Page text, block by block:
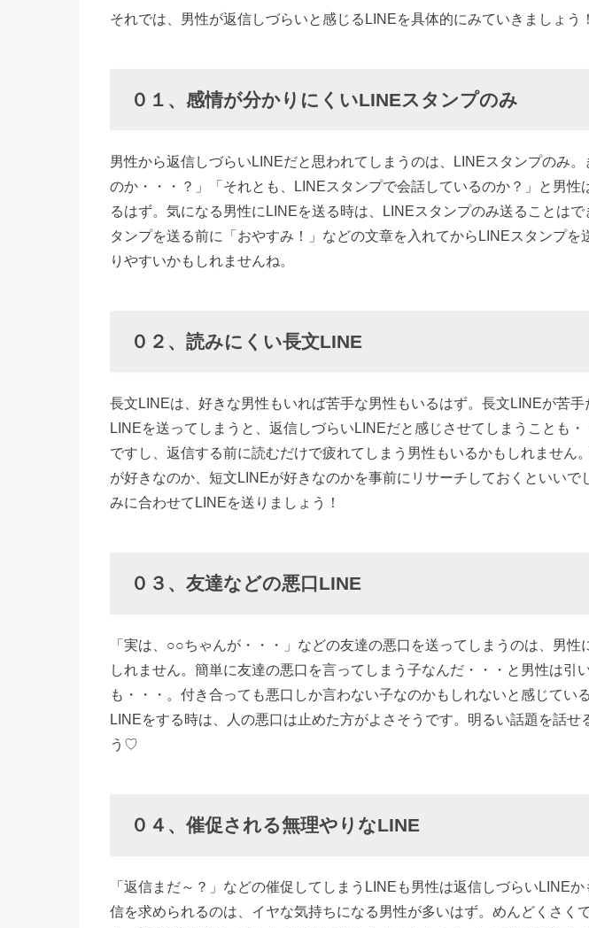
› ０２、
LINE
友達など
の悪口
LINE
› ０４、
催促され
LINE
女性から
一方的な
LINE
› ０６、
天気など
› ０７、
LINE
› ０８、
写真を送
ってくる
質問ばか
› ◎最後
それでは、男性が返信しづらいと感じるLINEを具体的にみていきましょう！
０１、感情が分かりにくいLINEスタンプのみ
男性から返信しづらいLINEだと思われてしまうのは、LINEスタンプのみ
のか・・・？」「それとも、LINEスタンプで会話しているのか？」と男性
るはず。気になる男性にLINEを送る時は、LINEスタンプのみ送ることは
タンプを送る前に「おやすみ！」などの文章を入れてからLINEスタンプを
りやすいかもしれませんね。
０２、読みにくい長文LINE
長文LINEは、好きな男性もいれば苦手な男性もいるはず。長文LINEが苦
LINEを送ってしまうと、返信しづらいLINEだと感じさせてしまうことも
ですし、返信する前に読むだけで疲れてしまう男性もいるかもしれません
が好きなのか、短文LINEが好きなのかを事前にリサーチしておくといいで
みに合わせてLINEを送りましょう！
０３、友達などの悪口LINE
「実は、○○ちゃんが・・・」などの友達の悪口を送ってしまうのは、男性
しれません。簡単に友達の悪口を言ってしまう子なんだ・・・と男性は引
も・・・。付き合っても悪口しか言わない子なのかもしれないと感じてい
LINEをする時は、人の悪口は止めた方がよさそうです。明るい話題を話せ
う♡
０４、催促される無理やりなLINE
「返信まだ～？」などの催促してしまうLINEも男性は返信しづらいLINE
信を求められるのは、イヤな気持ちになる男性が多いはず。めんどくさく